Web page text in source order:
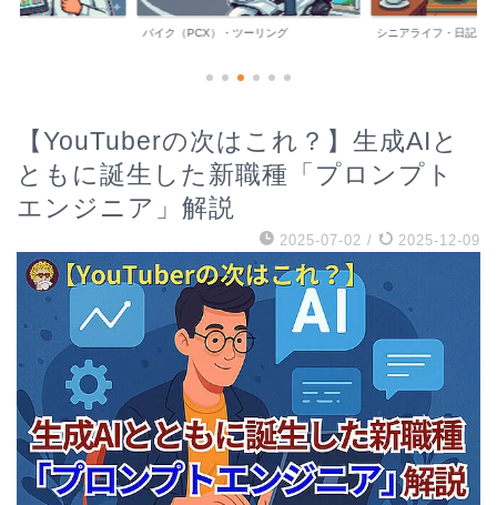
バイク（PCX）・ツーリング シニアライフ・日記
【YouTuberの次はこれ？】生成AIと
ともに誕生した新職種「プロンプト
エンジニア」解説
2025-07-02 / 2025-12-09